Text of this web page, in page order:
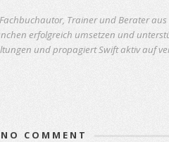
Trainer und Berater
erfolgreich umsetzen und
und propagiert Swift aktiv auf
NO COMMENT